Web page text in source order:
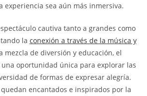
experiencia sea aún más inmersiva.
cautiva tanto a grandes como
la conexión a través de la música y
mezcla de diversión y educación, el
oportunidad única para explorar las
de formas de expresar alegría.
quedan encantados e inspirados por la